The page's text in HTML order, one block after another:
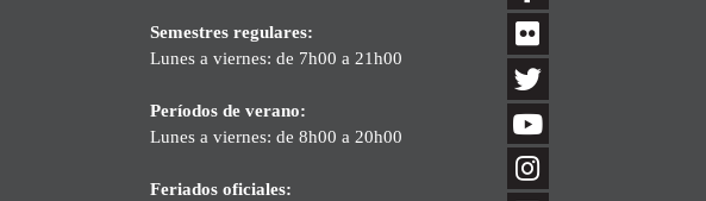
Semestres regulares:
Lunes a viernes: de 7h00 a 21h00
Períodos de verano:
Lunes a viernes: de 8h00 a 20h00
Feriados oficiales: